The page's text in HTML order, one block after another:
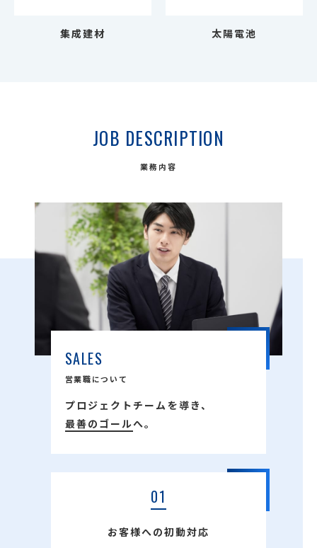
集成建材 太陽電池
JOB DESCRIPTION
業務内容
SALES
営業職について
プロジェクトチームを導き、
最善のゴールへ。
01
お客様への初動対応